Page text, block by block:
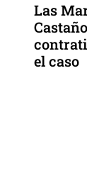
Las
el caso